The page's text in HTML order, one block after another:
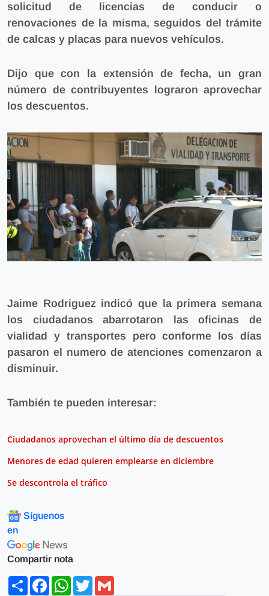
solicitud de licencias de conducir o
renovaciones de la misma, seguidos del trámite
de calcas y placas para nuevos vehículos.
Dijo que con la extensión de fecha, un gran
número de contribuyentes lograron aprovechar
los descuentos.
Jaime Rodriguez indicó que la primera semana
los ciudadanos abarrotaron las oficinas de
vialidad y transportes pero conforme los días
pasaron el numero de atenciones comenzaron a
disminuir.
También te pueden interesar:
Ciudadanos aprovechan el último día de descuentos
Menores de edad quieren emplearse en diciembre
Se descontrola el tráfico
Síguenos
en
Compartir nota
ShareFacebookWhatsApp
Twitter